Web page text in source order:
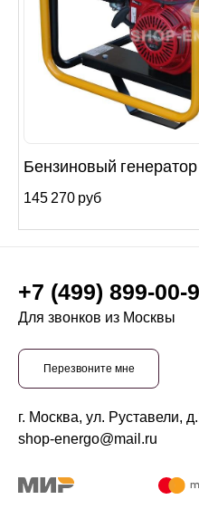
Бензиновый
145 270 руб
+7 (499) 899-00-
Для звонков из Москвы
Перезвоните мне
г. Москва, ул. Руставели,
shop-energo@mail.ru